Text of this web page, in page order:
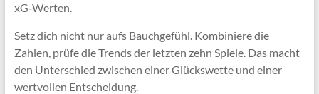
xG‑Werten.
Setz dich nicht nur aufs Bauchgefühl. Kombiniere die
Zahlen, prüfe die Trends der letzten zehn Spiele. Das macht
den Unterschied zwischen einer Glücks­wette und einer
wertvollen Entscheidung.